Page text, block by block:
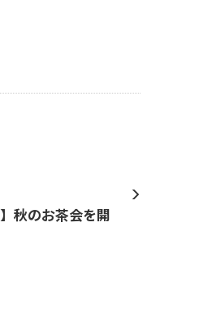
秋のお茶会を開